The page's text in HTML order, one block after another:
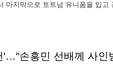
지막으로 토트넘 유니폼을 입고